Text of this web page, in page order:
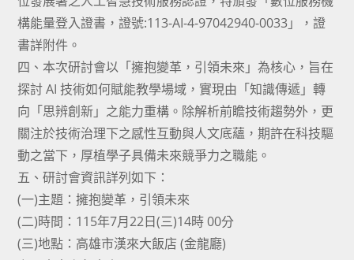
構能量登入證書，證號:113-AI-4-97042940-0033」，證
書詳附件。
四、本次研討會以「擁抱變革，引領未來」為核心，旨在
探討 AI 技術如何賦能教學場域，實現由「知識傳遞」轉
向「思辨創新」之能力重構。除解析前瞻技術趨勢外，更
關注於技術治理下之感性互動與人文底蘊，期許在科技驅
動之當下，厚植學子具備未來競爭力之職能。
五、研討會資訊詳列如下：
(一)主題：擁抱變革，引領未來
(二)時間：115年7月22日(三)14時 00分
(三)地點：高雄市漢來大飯店 (金龍廳)